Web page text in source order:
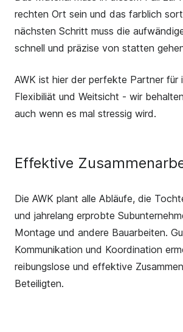
rechten Ort sein und das farblich
nächsten Schritt muss die
schnell und präzise von statten
AWK ist hier der perfekte Partner für
Flexibiliät und Weitsicht - wir
auch wenn es mal stressig wird.
Effektive
Die AWK plant alle Abläufe, die
und jahrelang erprobte
Montage und andere Bauarbeiten.
Kommunikation und Koordination
reibungslose und effektive
Beteiligten.